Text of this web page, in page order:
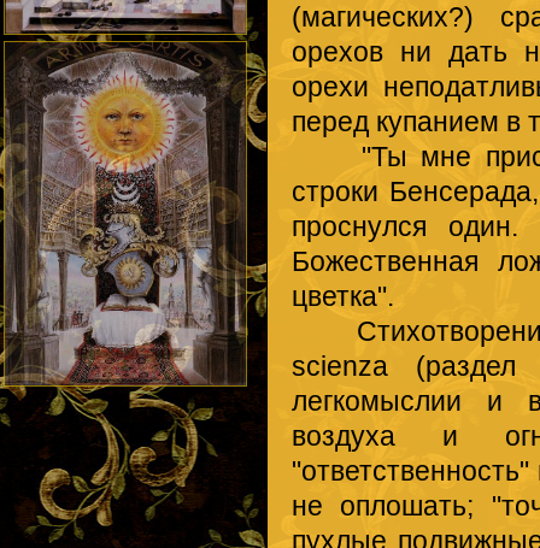
(магических?)
орехов ни дать
орехи
перед купанием в
"Ты мне
строки
проснулся один.
Божественная
цветка".
scienza
легкомыслии и
воздуха и
не оплошать;
пухлые